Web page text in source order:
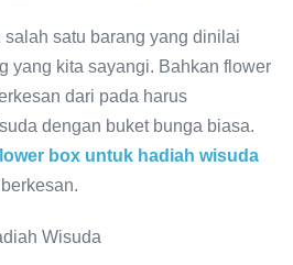
satu barang yang dinilai
yang kita sayangi. Bahkan flower
dari pada harus
dengan buket bunga biasa.
box untuk hadiah wisuda